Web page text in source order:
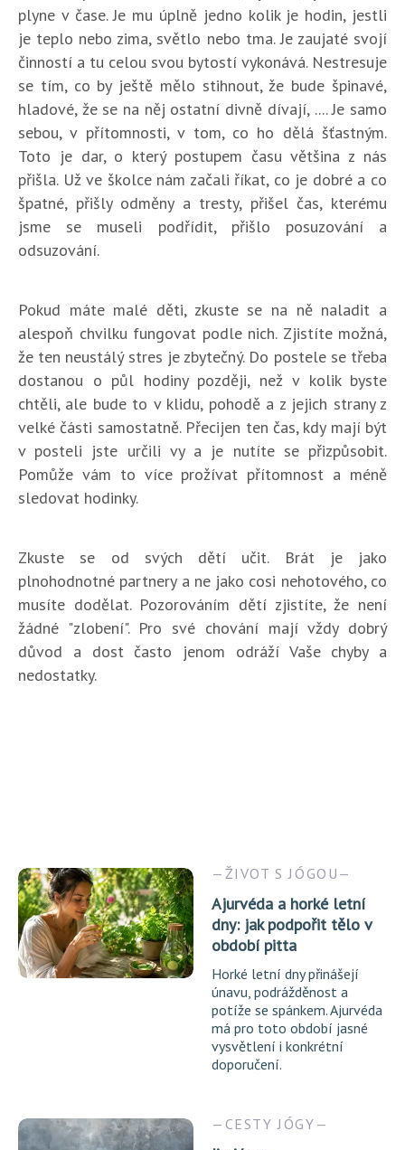
plyne v čase. Je mu úplně jedno kolik je hodin, jestli
je teplo nebo zima, světlo nebo tma. Je zaujaté svojí
činností a tu celou svou bytostí vykonává. Nestresuje
se tím, co by ještě mělo stihnout, že bude špinavé,
hladové, že se na něj ostatní divně dívají, .... Je samo
sebou, v přítomnosti, v tom, co ho dělá šťastným.
Toto je dar, o který postupem času většina z nás
přišla. Už ve školce nám začali říkat, co je dobré a co
špatné, přišly odměny a tresty, přišel čas, kterému
jsme se museli podřídit, přišlo posuzování a
odsuzování.
Pokud máte malé děti, zkuste se na ně naladit a
alespoň chvilku fungovat podle nich. Zjistíte možná,
že ten neustálý stres je zbytečný. Do postele se třeba
dostanou o půl hodiny později, než v kolik byste
chtěli, ale bude to v klidu, pohodě a z jejich strany z
velké části samostatně. Přecijen ten čas, kdy mají být
v posteli jste určili vy a je nutíte se přizpůsobit.
Pomůže vám to více prožívat přítomnost a méně
sledovat hodinky.
Zkuste se od svých dětí učit. Brát je jako
plnohodnotné partnery a ne jako cosi nehotového, co
musíte dodělat. Pozorováním dětí zjistíte, že není
žádné "zlobení". Pro své chování mají vždy dobrý
důvod a dost často jenom odráží Vaše chyby a
nedostatky.
ŽIVOT S JÓGOU
Ajurvéda a horké letní
dny: jak podpořit tělo v
období pitta
Horké letní dny přinášejí
únavu, podrážděnost a
potíže se spánkem. Ajurvéda
má pro toto období jasné
vysvětlení i konkrétní
doporučení.
CESTY JÓGY